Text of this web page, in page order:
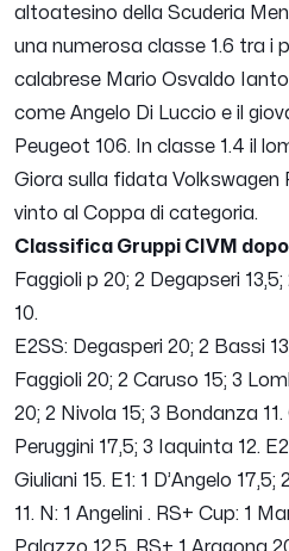
altoatesino della Scuderia
una numerosa classe 1.6 tra i
calabrese Mario Osvaldo
come Angelo Di Luccio e il
Peugeot 106. In classe 1.4 il
Giora sulla fidata Volkswagen
vinto al Coppa di categoria.
Classifica Gruppi CIVM dopo
Faggioli p 20; 2 Degapseri
10.
E2SS: Degasperi 20; 2 Bassi
Faggioli 20; 2 Caruso 15; 3
20; 2 Nivola 15; 3 Bondanza 11.
Peruggini 17,5; 3 Iaquinta 12.
Giuliani 15. E1: 1 D’Angelo
11. N: 1 Angelini . RS+ Cup: 1